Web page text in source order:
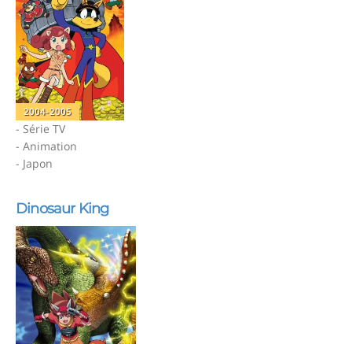
2004-2005
- Série TV
- Animation
- Japon
Dinosaur King